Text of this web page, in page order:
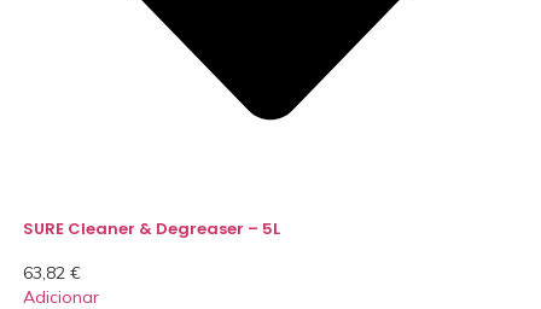
SURE Cleaner & Degreaser – 5L
63,82 €
Adicionar